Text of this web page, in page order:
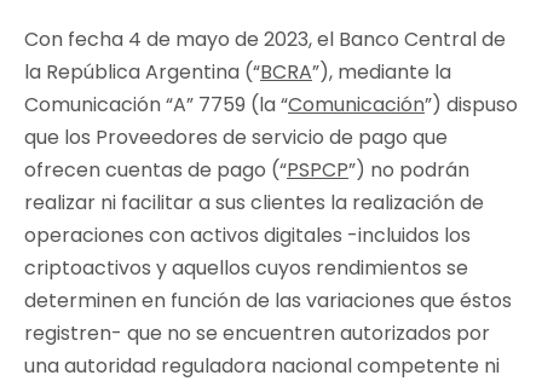
Con fecha 4 de mayo de 2023, el Banco Central de
la República Argentina (“BCRA”), mediante la
Comunicación “A” 7759 (la “Comunicación”) dispuso
que los Proveedores de servicio de pago que
ofrecen cuentas de pago (“PSPCP”) no podrán
realizar ni facilitar a sus clientes la realización de
operaciones con activos digitales -incluidos los
criptoactivos y aquellos cuyos rendimientos se
determinen en función de las variaciones que éstos
registren- que no se encuentren autorizados por
una autoridad reguladora nacional competente ni